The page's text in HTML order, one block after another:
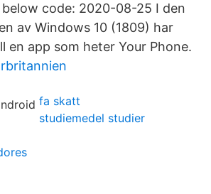
code: 2020-08-25 I den
av Windows 10 (1809) har
en app som heter Your Phone.
fa skatt
studiemedel studier